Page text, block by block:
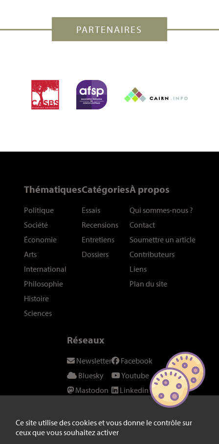
Ce site utilise des cookies et vous donne le contrôle sur
ceux que vous souhaitez activer
PARTENAIRES
Thématiques
Politique
Société
Économie
Arts
International
Philosophie
Histoire
Sciences
Catégories
Essais
Recensions
Entretiens
Dossiers
À propos
Qui sommes-nous ?
Contact
Soumettre un article
Contributeurs
Liens
Plan du site
Réseaux
Newsletter
Bluesky
Mastodon
Instagram
Twitter/X
Facebook
Youtube
Linkedin
Fil RSS